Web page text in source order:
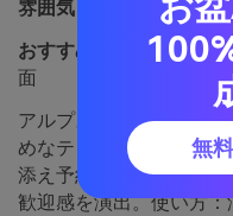
雰囲気：
静か、鮮明、
おすすめ用途：キャビン
面
アルプスの湖と木造キ
めなティールがUIを穏
添え予約の流れも安心
歓迎感を演出。使い方
無